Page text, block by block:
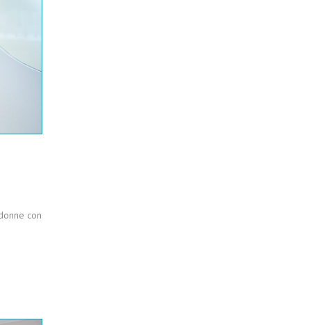
con